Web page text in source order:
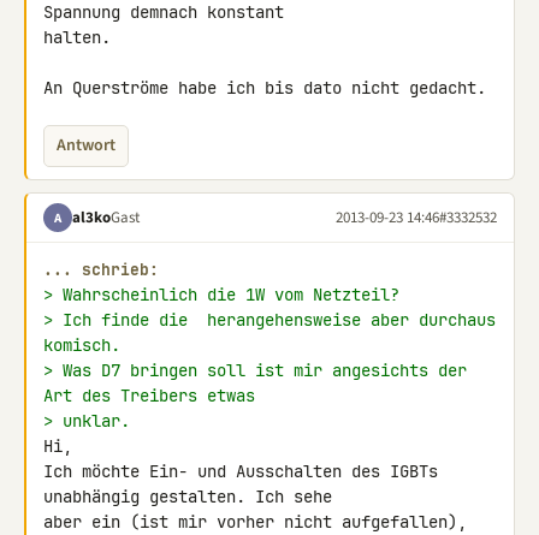
Spannung demnach konstant
halten.
An Querströme habe ich bis dato nicht gedacht.
Antwort
A al3koGast 2013-09-23 14:46#3332532
... schrieb:
> Wahrscheinlich die 1W vom Netzteil?
> Ich finde die  herangehensweise aber durchaus
komisch.
> Was D7 bringen soll ist mir angesichts der
Art des Treibers etwas
> unklar.
Hi,
Ich möchte Ein- und Ausschalten des IGBTs
unabhängig gestalten. Ich sehe
aber ein (ist mir vorher nicht aufgefallen),